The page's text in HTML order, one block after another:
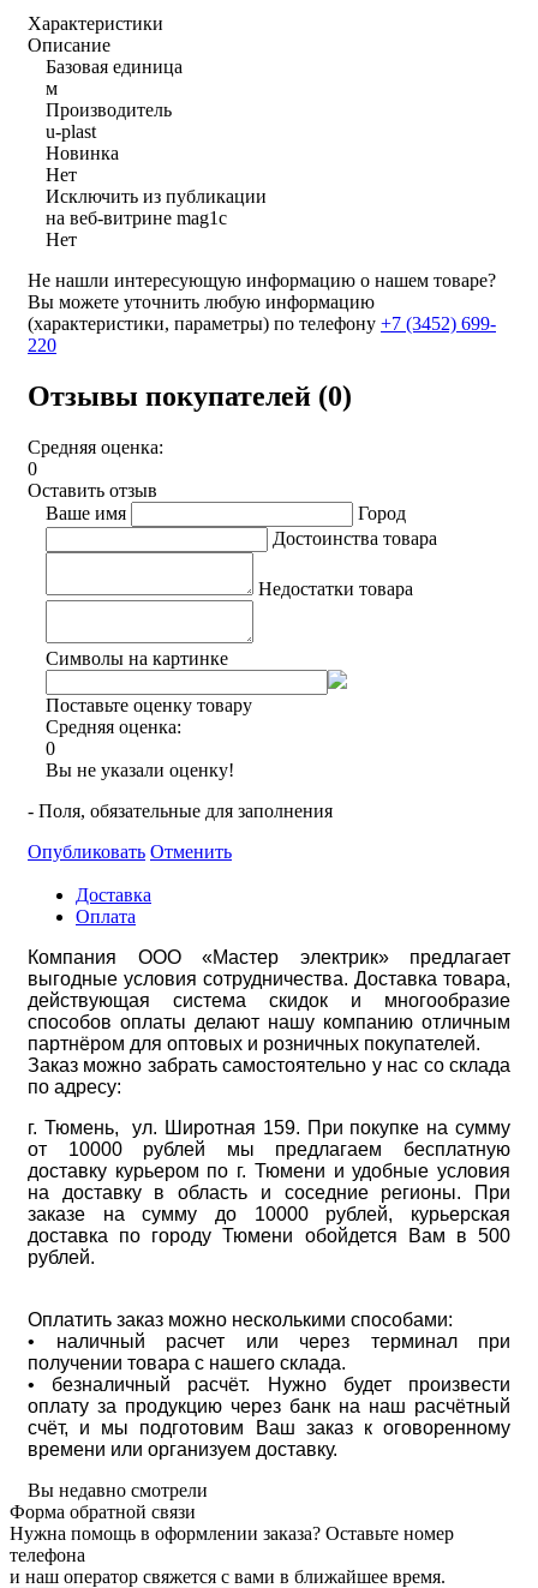
Характеристики
Описание
Базовая единица
м
Производитель
u-plast
Новинка
Нет
Исключить из публикации
на веб-витрине mag1c
Нет
Не нашли интересующую информацию о нашем товаре?
Вы можете уточнить любую информацию
(характеристики, параметры) по телефону +7 (3452) 699-
220
Отзывы покупателей (0)
Средняя оценка:
0
Оставить отзыв
Ваше имя
Город
Достоинства товара
Недостатки товара
Символы на картинке
Поставьте оценку товару
Средняя оценка:
0
Вы не указали оценку!
- Поля, обязательные для заполнения
Опубликовать Отменить
Доставка
Оплата
Компания ООО «Мастер электрик» предлагает
выгодные условия сотрудничества. Доставка товара,
действующая система скидок и многообразие
способов оплаты делают нашу компанию отличным
партнёром для оптовых и розничных покупателей.
Заказ можно забрать самостоятельно у нас со склада
по адресу:
г. Тюмень, ул. Широтная 159. При покупке на сумму
от 10000 рублей мы предлагаем бесплатную
доставку курьером по г. Тюмени и удобные условия
на доставку в область и соседние регионы. При
заказе на сумму до 10000 рублей, курьерская
доставка по городу Тюмени обойдется Вам в 500
рублей.
Оплатить заказ можно несколькими способами:
• наличный расчет или через терминал при
получении товара с нашего склада.
• безналичный расчёт. Нужно будет произвести
оплату за продукцию через банк на наш расчётный
счёт, и мы подготовим Ваш заказ к оговоренному
времени или организуем доставку.
Вы недавно смотрели
Форма обратной связи
Нужна помощь в оформлении заказа? Оставьте номер
телефона
и наш оператор свяжется с вами в ближайшее время.